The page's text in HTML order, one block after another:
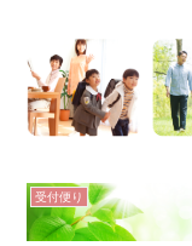
受付便り